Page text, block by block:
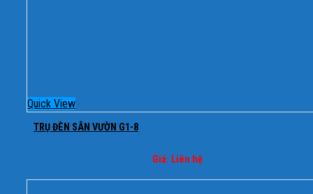
Quick View
TRỤ ĐÈN SÂN VƯỜN G1-8
Giá: Liên hệ